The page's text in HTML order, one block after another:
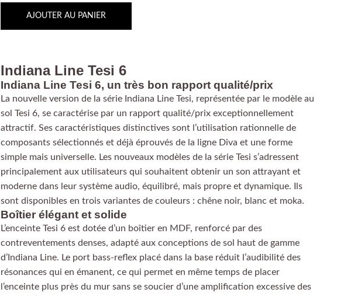
AJOUTER AU PANIER
Indiana Line Tesi 6
Indiana Line Tesi 6, un très bon rapport qualité/prix
La nouvelle version de la série Indiana Line Tesi, représentée par le modèle au
sol Tesi 6, se caractérise par un rapport qualité/prix exceptionnellement
attractif. Ses caractéristiques distinctives sont l’utilisation rationnelle de
composants sélectionnés et déjà éprouvés de la ligne Diva et une forme
simple mais universelle. Les nouveaux modèles de la série Tesi s’adressent
principalement aux utilisateurs qui souhaitent obtenir un son attrayant et
moderne dans leur système audio, équilibré, mais propre et dynamique. Ils
sont disponibles en trois variantes de couleurs : chêne noir, blanc et moka.
Boîtier élégant et solide
L’enceinte Tesi 6 est dotée d’un boîtier en MDF, renforcé par des
contreventements denses, adapté aux conceptions de sol haut de gamme
d’Indiana Line. Le port bass-reflex placé dans la base réduit l’audibilité des
résonances qui en émanent, ce qui permet en même temps de placer
l’enceinte plus près du mur sans se soucier d’une amplification excessive des